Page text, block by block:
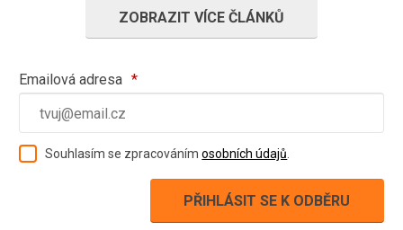
ZOBRAZIT VÍCE ČLÁNKŮ
Emailová adresa *
Souhlasím se zpracovánímosobních údajů.